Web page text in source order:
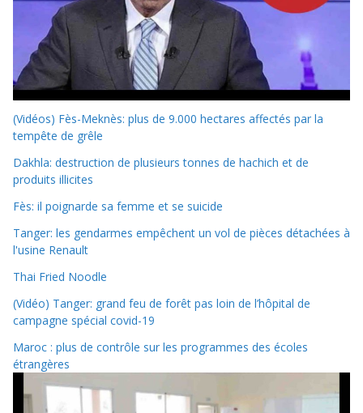
(Vidéos) Fès-Meknès: plus de 9.000 hectares affectés par la
tempête de grêle
Dakhla: destruction de plusieurs tonnes de hachich et de
produits illicites
Fès: il poignarde sa femme et se suicide
Tanger: les gendarmes empêchent un vol de pièces détachées à
l'usine Renault
Thai Fried Noodle
(Vidéo) Tanger: grand feu de forêt pas loin de l’hôpital de
campagne spécial covid-19
Maroc : plus de contrôle sur les programmes des écoles
étrangères